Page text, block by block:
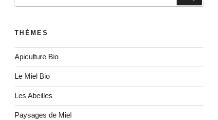
THÈMES
Apiculture Bio
Le Miel Bio
Les Abeilles
Paysages de Miel